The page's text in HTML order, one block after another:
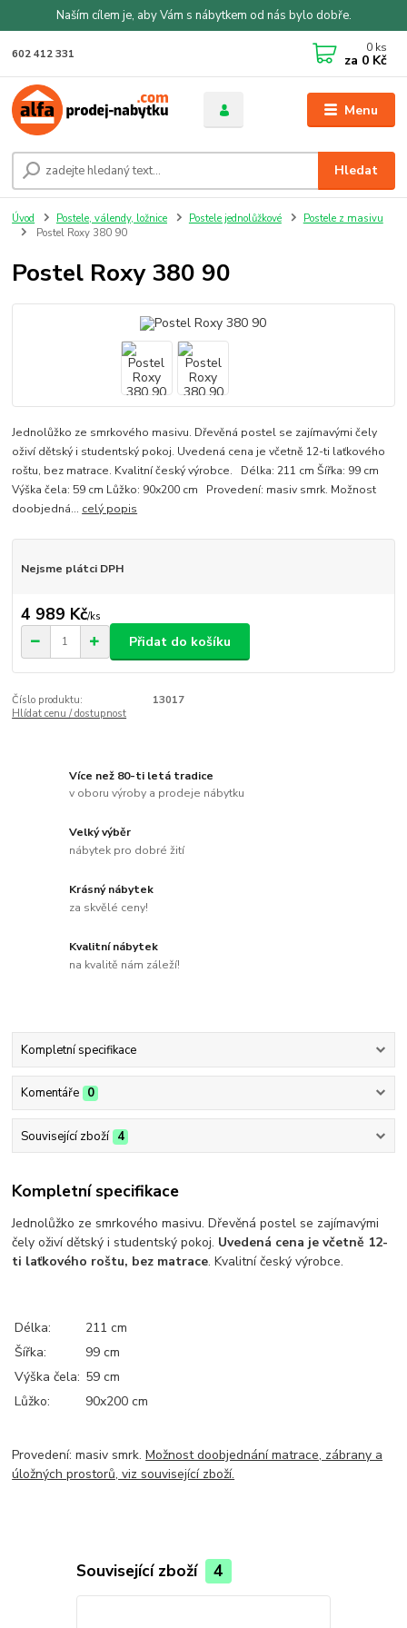
Naším cílem je, aby Vám s nábytkem od nás bylo dobře.
Menu
Hledat
602 412 331 0 ks
za 0 Kč
Úvod Postele, válendy, ložnice Postele jednolůžkové
Postele z masivu
Postel Roxy 380 90
Postel Roxy 380 90
Jednolůžko ze smrkového masivu. Dřevěná postel se zajímavými čely
oživí dětský i studentský pokoj. Uvedená cena je včetně 12-ti laťkového
roštu, bez matrace. Kvalitní český výrobce. Délka: 211 cm Šířka: 99 cm
Výška čela: 59 cm Lůžko: 90x200 cm Provedení: masiv smrk. Možnost
doobjedná... celý popis
Nejsme plátci DPH
4 989 Kč/ks
Přidat do košíku
Číslo produktu:
13017
Hlídat cenu / dostupnost
Více než 80-ti letá tradice
v oboru výroby a prodeje nábytku
Velký výběr
nábytek pro dobré žití
Krásný nábytek
za skvělé ceny!
Kvalitní nábytek
na kvalitě nám záleží!
Kompletní specifikace
Komentáře 0
Související zboží 4
Kompletní specifikace
Jednolůžko ze smrkového masivu. Dřevěná postel se zajímavými
čely oživí dětský i studentský pokoj. Uvedená cena je včetně 12-
ti laťkového roštu, bez matrace. Kvalitní český výrobce.
Délka:
211 cm
Šířka:
99 cm
Výška čela: 59 cm
Lůžko:
90x200 cm
Provedení: masiv smrk.Možnost doobjednání matrace, zábrany a
úložných prostorů, viz související zboží.
Související zboží 4